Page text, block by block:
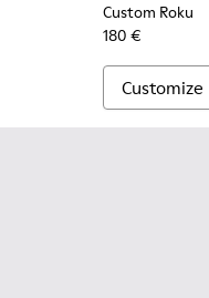
Custom Roku
180 €
Customize